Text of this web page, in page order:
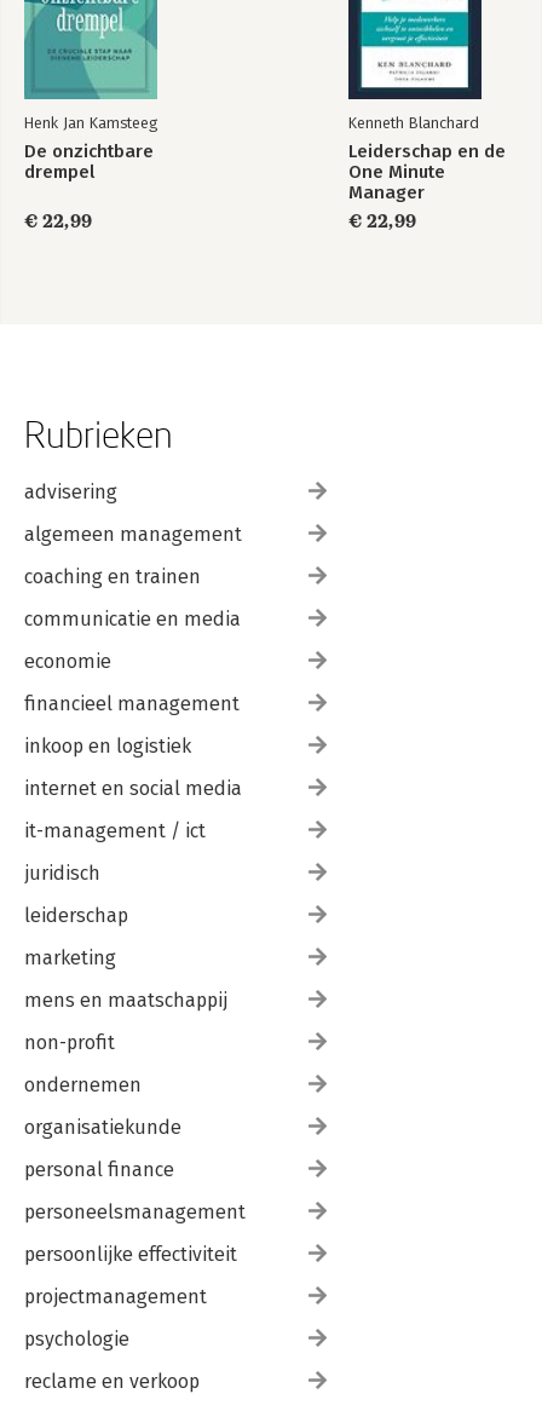
Henk Jan Kamsteeg
De onzichtbare
drempel
€ 22,99
Kenneth Blanchard
Leiderschap en de
One Minute
Manager
€ 22,99
Rubrieken
advisering
algemeen management
coaching en trainen
communicatie en media
economie
financieel management
inkoop en logistiek
internet en social media
it-management / ict
juridisch
leiderschap
marketing
mens en maatschappij
non-profit
ondernemen
organisatiekunde
personal finance
personeelsmanagement
persoonlijke effectiviteit
projectmanagement
psychologie
reclame en verkoop